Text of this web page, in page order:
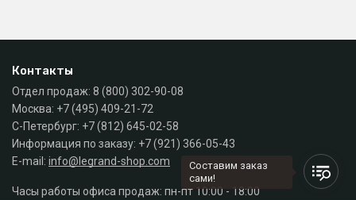
Контакты
Отдел продаж: 8 (800) 302-90-08
Москва: +7 (495) 409-21-72
С-Петербург: +7 (812) 645-02-58
Информация по заказу: +7 (921) 366-05-43
E-mail: info@legrand-shop.com
Часы работы офиса продаж: пн-пт 10:00 - 18:00
Составим заказ
сами!